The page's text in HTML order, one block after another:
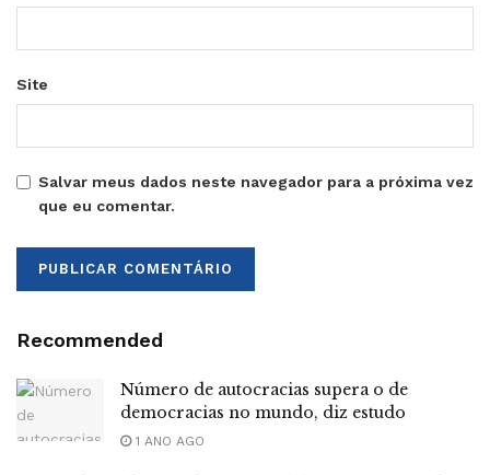
Site
Salvar meus dados neste navegador para a próxima vez
que eu comentar.
Recommended
Número de autocracias supera o de
democracias no mundo, diz estudo
1 ANO AGO